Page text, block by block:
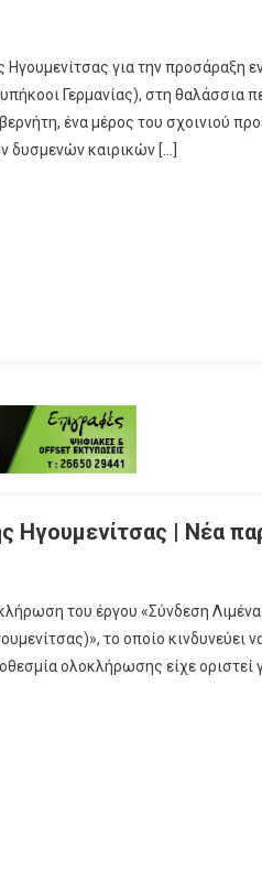
για την προσάραξη
Γερμανίας), στη θαλάσσια
ένα μέρος του σχοινιού
δυσμενών καιρικών […]
Ηγουμενίτσας | Νέα
του έργου «Σύνδεση
το οποίο κινδυνεύει
ολοκλήρωσης είχε οριστεί